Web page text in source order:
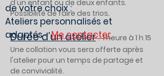
d'un enfant ou de deux enfants.
Possibilité de faire des trios.
Durée d’un atelier:1 heure à 1 h 15
Une collation vous sera offerte après
l'atelier pour un temps de partage et
de convivialité.
de votre choix :
Ateliers personnalisés et
adaptés-Me contacter